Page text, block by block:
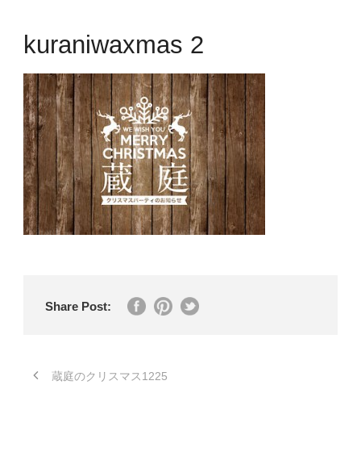
kuraniwaxmas 2
Share Post:
蔵庭のクリスマス1225